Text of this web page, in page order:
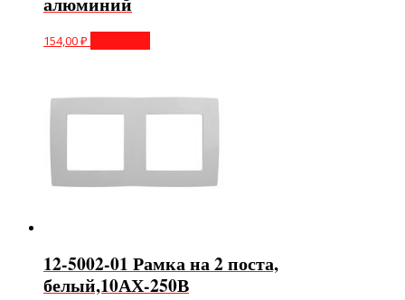
154,00₽
12-5002-01 Рамка на 2 поста,
белый,10АХ-250В